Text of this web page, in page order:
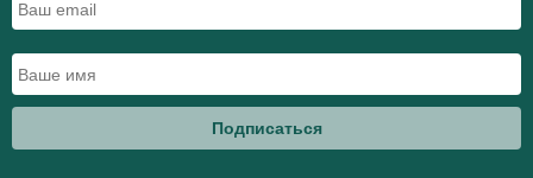
Подписаться